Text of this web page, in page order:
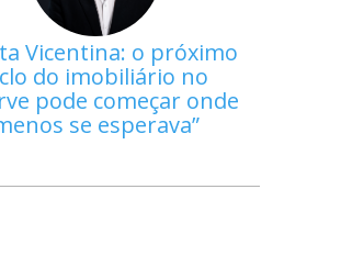
Vicentina: o próximo
do imobiliário no
pode começar onde
se esperava